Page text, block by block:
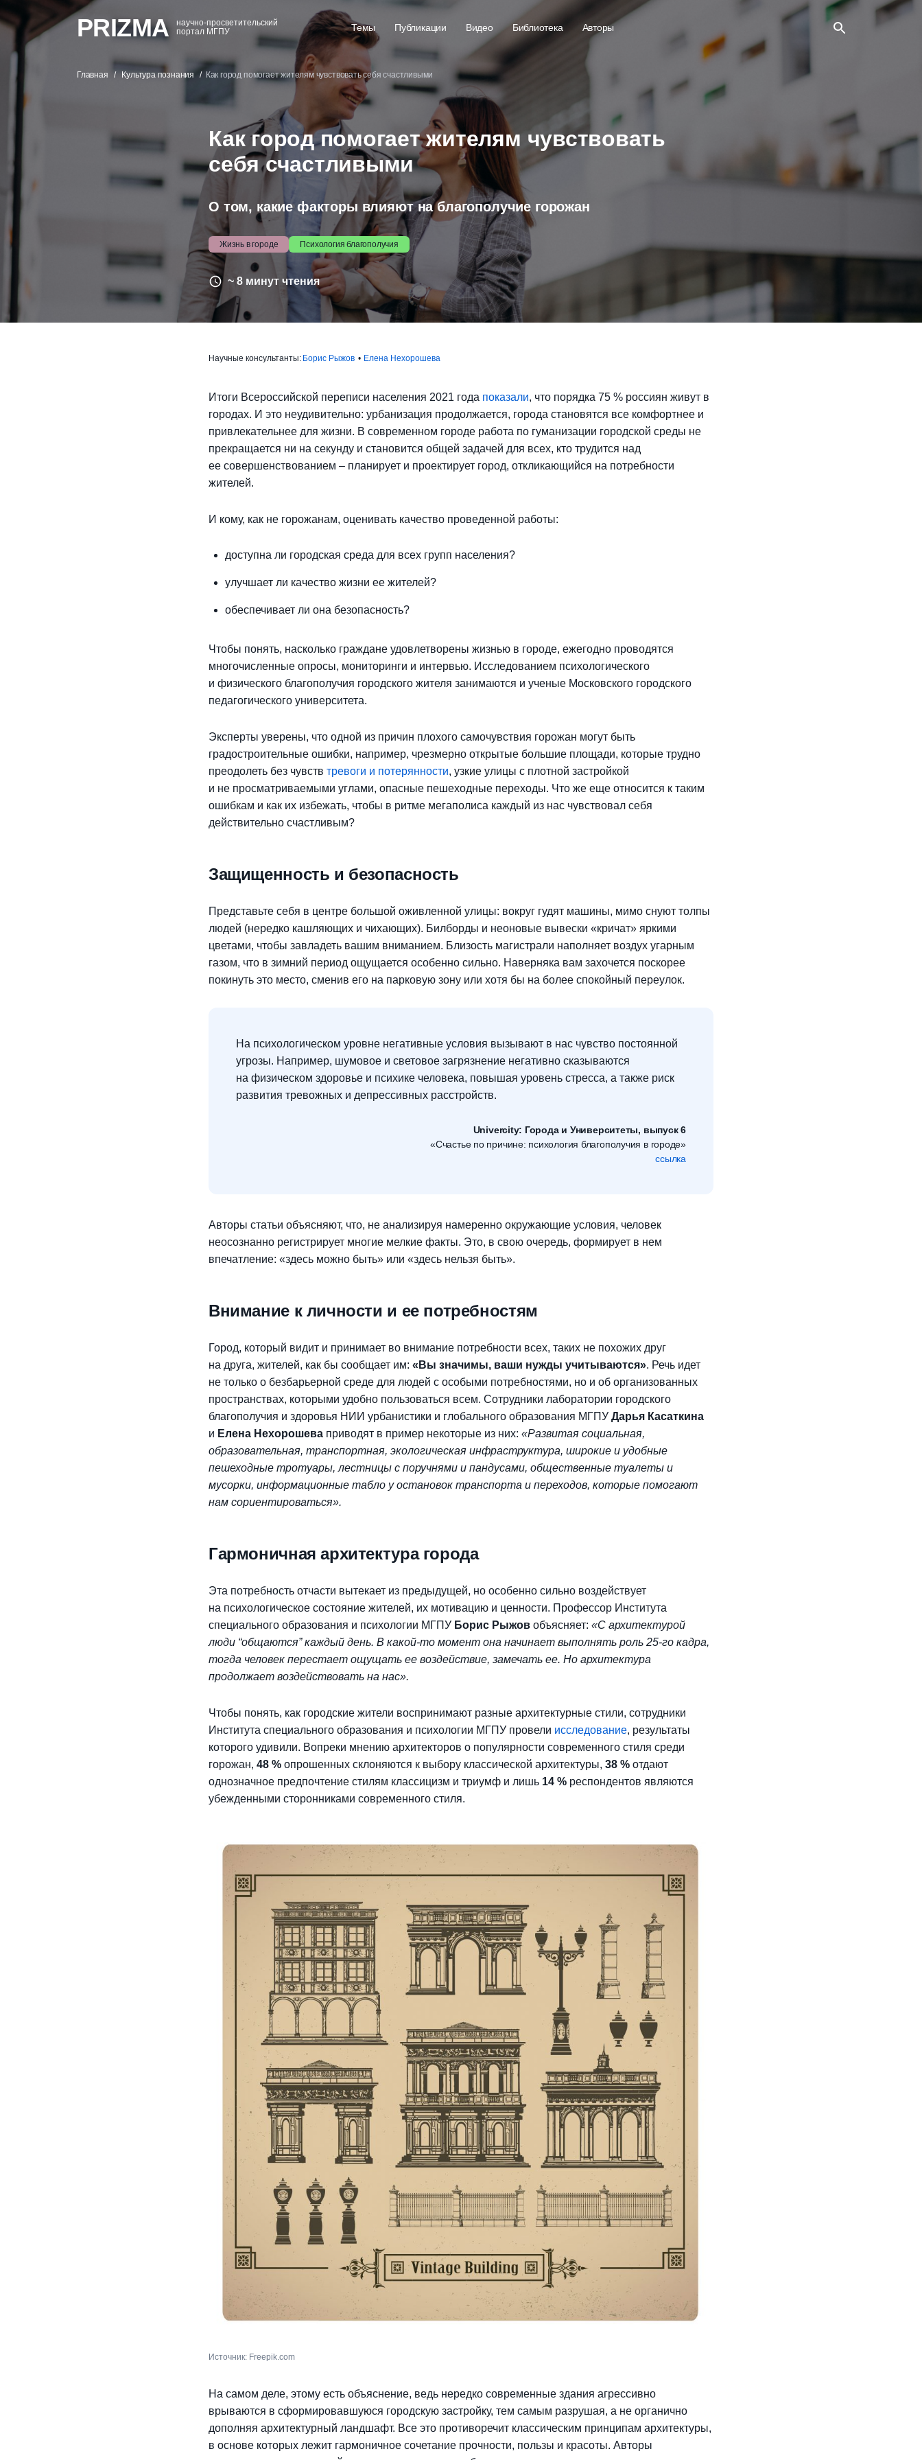
PRIZMA
научно-просветительский
портал МГПУ
Темы Публикации Видео Библиотека Авторы
Главная Культура познания Как город помогает жителям чувствовать себя счастливыми
Как город помогает жителям чувствовать
себя счастливыми
О том, какие факторы влияют на благополучие горожан
Жизнь в городе Психология благополучия
~ 8 минут чтения
Научные консультанты: Борис Рыжов Елена Нехорошева
Итоги Всероссийской переписи населения 2021 года показали, что порядка 75 % россиян живут в
городах. И это неудивительно: урбанизация продолжается, города становятся все комфортнее и
привлекательнее для жизни. В современном городе работа по гуманизации городской среды не
прекращается ни на секунду и становится общей задачей для всех, кто трудится над
ее совершенствованием – планирует и проектирует город, откликающийся на потребности
жителей.
И кому, как не горожанам, оценивать качество проведенной работы:
доступна ли городская среда для всех групп населения?
улучшает ли качество жизни ее жителей?
обеспечивает ли она безопасность?
Чтобы понять, насколько граждане удовлетворены жизнью в городе, ежегодно проводятся
многочисленные опросы, мониторинги и интервью. Исследованием психологического
и физического благополучия городского жителя занимаются и ученые Московского городского
педагогического университета.
Эксперты уверены, что одной из причин плохого самочувствия горожан могут быть
градостроительные ошибки, например, чрезмерно открытые большие площади, которые трудно
преодолеть без чувств тревоги и потерянности, узкие улицы с плотной застройкой
и не просматриваемыми углами, опасные пешеходные переходы. Что же еще относится к таким
ошибкам и как их избежать, чтобы в ритме мегаполиса каждый из нас чувствовал себя
действительно счастливым?
Защищенность и безопасность
Представьте себя в центре большой оживленной улицы: вокруг гудят машины, мимо снуют толпы
людей (нередко кашляющих и чихающих). Билборды и неоновые вывески «кричат» яркими
цветами, чтобы завладеть вашим вниманием. Близость магистрали наполняет воздух угарным
газом, что в зимний период ощущается особенно сильно. Наверняка вам захочется поскорее
покинуть это место, сменив его на парковую зону или хотя бы на более спокойный переулок.
На психологическом уровне негативные условия вызывают в нас чувство постоянной
угрозы. Например, шумовое и световое загрязнение негативно сказываются
на физическом здоровье и психике человека, повышая уровень стресса, а также риск
развития тревожных и депрессивных расстройств.
Univercity: Города и Университеты, выпуск 6
«Счастье по причине: психология благополучия в городе»
ссылка
Авторы статьи объясняют, что, не анализируя намеренно окружающие условия, человек
неосознанно регистрирует многие мелкие факты. Это, в свою очередь, формирует в нем
впечатление: «здесь можно быть» или «здесь нельзя быть».
Внимание к личности и ее потребностям
Город, который видит и принимает во внимание потребности всех, таких не похожих друг
на друга, жителей, как бы сообщает им: «Вы значимы, ваши нужды учитываются». Речь идет
не только о безбарьерной среде для людей с особыми потребностями, но и об организованных
пространствах, которыми удобно пользоваться всем. Сотрудники лаборатории городского
благополучия и здоровья НИИ урбанистики и глобального образования МГПУ Дарья Касаткина
и Елена Нехорошева приводят в пример некоторые из них: «Развитая социальная,
образовательная, транспортная, экологическая инфраструктура, широкие и удобные
пешеходные тротуары, лестницы с поручнями и пандусами, общественные туалеты и
мусорки, информационные табло у остановок транспорта и переходов, которые помогают
нам сориентироваться».
Гармоничная архитектура города
Эта потребность отчасти вытекает из предыдущей, но особенно сильно воздействует
на психологическое состояние жителей, их мотивацию и ценности. Профессор Института
специального образования и психологии МГПУ Борис Рыжов объясняет: «С архитектурой
люди “общаются” каждый день. В какой-то момент она начинает выполнять роль 25-го кадра,
тогда человек перестает ощущать ее воздействие, замечать ее. Но архитектура
продолжает воздействовать на нас».
Чтобы понять, как городские жители воспринимают разные архитектурные стили, сотрудники
Института специального образования и психологии МГПУ провели исследование, результаты
которого удивили. Вопреки мнению архитекторов о популярности современного стиля среди
горожан, 48 % опрошенных склоняются к выбору классической архитектуры, 38 % отдают
однозначное предпочтение стилям классицизм и триумф и лишь 14 % респондентов являются
убежденными сторонниками современного стиля.
Источник: Freepik.com
На самом деле, этому есть объяснение, ведь нередко современные здания агрессивно
врываются в сформировавшуюся городскую застройку, тем самым разрушая, а не органично
дополняя архитектурный ландшафт. Все это противоречит классическим принципам архитектуры,
в основе которых лежит гармоничное сочетание прочности, пользы и красоты. Авторы